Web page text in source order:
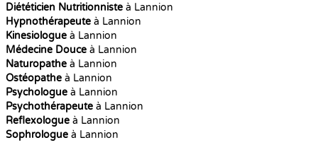
Diététicien Nutritionniste à Lannion
Hypnothérapeute à Lannion
Kinesiologue à Lannion
Médecine Douce à Lannion
Naturopathe à Lannion
Ostéopathe à Lannion
Psychologue à Lannion
Psychothérapeute à Lannion
Reflexologue à Lannion
Sophrologue à Lannion